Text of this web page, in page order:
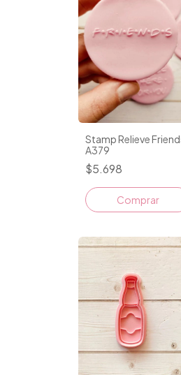
Stamp Relieve
A379
$5.698